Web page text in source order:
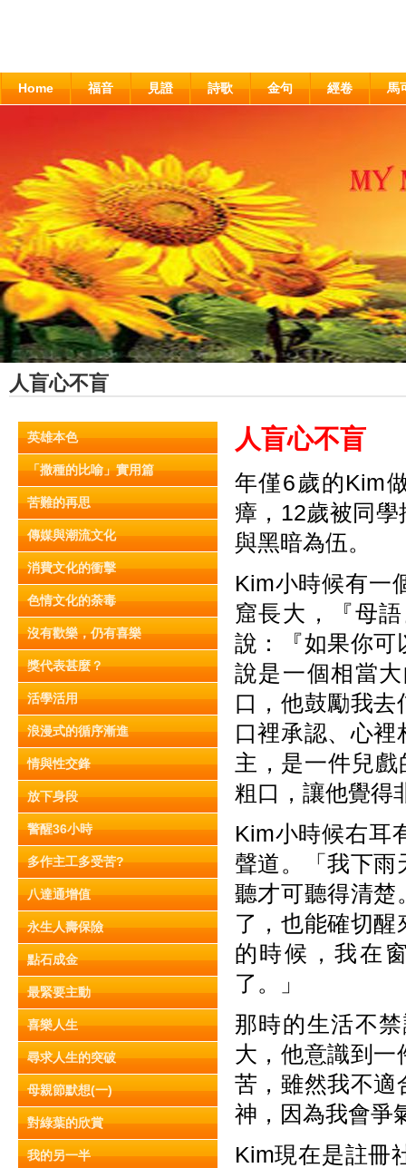
Home 福音 見證 詩歌 金句 經卷 馬
人盲心不盲
英雄本色
「撒種的比喻」實用篇
苦難的再思
傳媒與潮流文化
消費文化的衝擊
色情文化的荼毒
沒有歡樂，仍有喜樂
獎代表甚麼？
活學活用
浪漫式的循序漸進
情與性交鋒
放下身段
警醒36小時
多作主工多受苦?
八達通增值
永生人壽保險
點石成金
最緊要主動
喜樂人生
尋求人生的突破
母親節默想(一)
對綠葉的欣賞
我的另一半
人盲心不盲
年僅6歲的Kim
瘴，12歲被同
與黑暗為伍。
Kim小時候有一
窟長大，『母
說：『如果你可
說是一個相當
口，他鼓勵我
口裡承認、心
主，是一件兒
粗口，讓他覺得
Kim小時候右耳
聲道。「我下雨
聽才可聽得清楚
了，也能確切
的時候，我在
了。」
那時的生活不
大，他意識到一
苦，雖然我不適
神，因為我會爭
Kim現在是註冊